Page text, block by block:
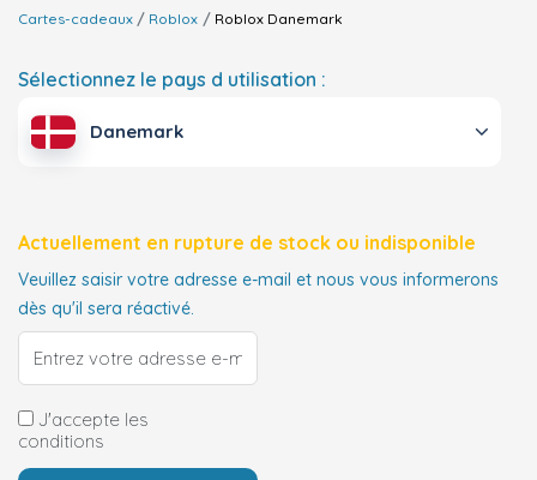
Cartes-cadeaux Roblox Roblox Danemark
Sélectionnez le pays d utilisation :
Danemark
Actuellement en rupture de stock ou indisponible
Veuillez saisir votre adresse e-mail et nous vous informerons
dès qu'il sera réactivé.
J'accepte les
conditions